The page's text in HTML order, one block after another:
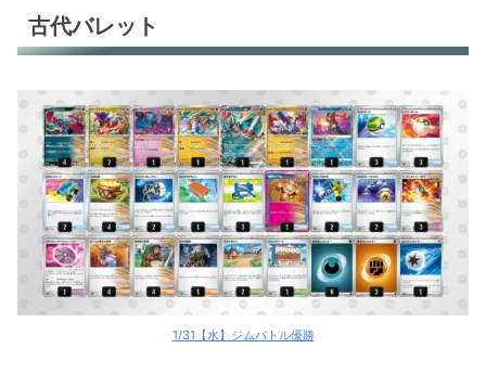
古代バレット
1/31【水】ジムバトル優勝